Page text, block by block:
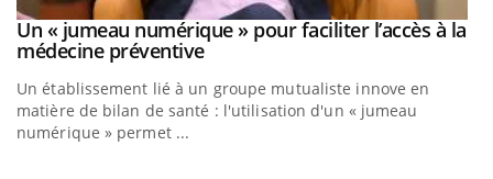
Youtube
Un « jumeau numérique » pour faciliter l’accès à la
médecine préventiveYoutube
Un établissement lié à un groupe mutualiste innove en
matière de bilan de santé : l'utilisation d'un « jumeau
numérique » permet ...